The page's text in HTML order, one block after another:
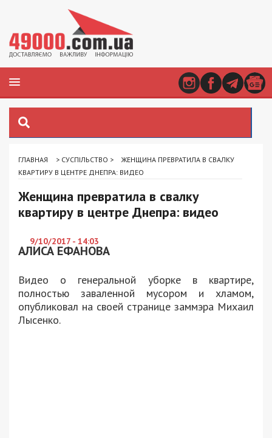
ГЛАВНАЯ > СУСПІЛЬСТВО >
ЖЕНЩИНА ПРЕВРАТИЛА В СВАЛКУ
КВАРТИРУ В ЦЕНТРЕ ДНЕПРА: ВИДЕО
Женщина превратила в свалку
квартиру в центре Днепра: видео
9/10/2017 - 14:03
АЛИСА ЕФАНОВА
Видео о генеральной уборке в квартире,
полностью заваленной мусором и хламом,
опубликовал на своей странице заммэра Михаил
Лысенко.